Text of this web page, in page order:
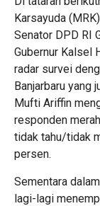
Karsayuda
Senator DPD RI
Gubernur Kalsel
radar survei
Banjarbaru yang
Mufti Ariffin
responden
tidak tahu/tidak
persen.
Sementara
lagi-lagi